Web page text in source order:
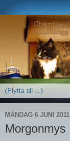
MÅNDAG 6 JUNI 2011
Morgonmys